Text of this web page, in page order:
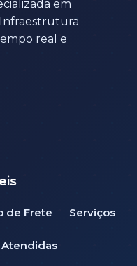
em
Infraestrutura
real e
de Frete Serviços